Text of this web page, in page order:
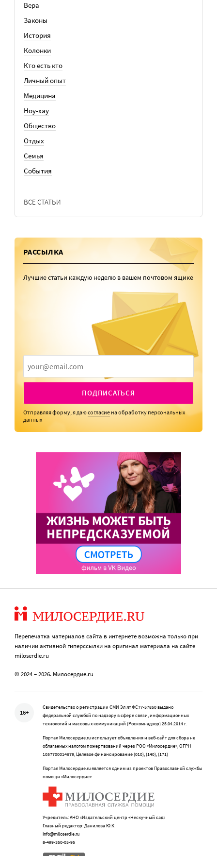
Вера
Законы
История
Колонки
Кто есть кто
Личный опыт
Медицина
Ноу-хау
Общество
Отдых
Семья
События
ВСЕ СТАТЬИ
РАССЫЛКА
Лучшие статьи каждую неделю в вашем почтовом ящике
ПОДПИСАТЬСЯ
Отправляя форму, я даюсогласие на обработку персональных
данных
Перепечатка материалов сайта в интернете возможна только при
наличии активной гиперссылки на оригинал материала на сайте
miloserdie.ru
© 2024 – 2026. Милосердие.ru
16+
Свидетельство о регистрации СМИ Эл № ФС77-57850 выдано
федеральной службой по надзору в сфере связи, информационных
технологий и массовых коммуникаций (Роскомнадзор) 25.04.2014 г.
Портал Милосердие.ru использует объявления и веб-сайт для сбора не
облагаемых налогом пожертвований через РОО «Милосердие», ОГРН
1057700014679, Целевое финансирование (010), (140), (171)
Портал Милосердие.ru является одним из проектов Православной службы
помощи «Милосердие»
Учредитель: АНО «Издательский центр «Нескучный сад»
Главный редактор: Данилова Ю.К.
info@miloserdie.ru
8-499-350-05-95